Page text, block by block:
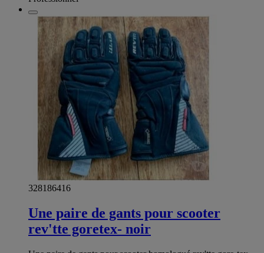
328186416
Une paire de gants pour scooter
rev'tte goretex- noir